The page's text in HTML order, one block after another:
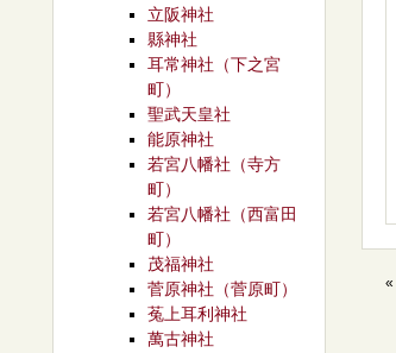
«
立阪神社
縣神社
耳常神社（下之宮
町）
聖武天皇社
能原神社
若宮八幡社（寺方
町）
若宮八幡社（西富田
町）
茂福神社
菅原神社（菅原町）
菟上耳利神社
萬古神社